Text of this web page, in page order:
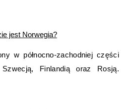
jest Norwegia?
w północno-zachodniej części
Finlandią oraz Rosją.